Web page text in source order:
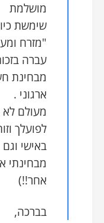
מושלמת
שימשת
"מזרח
עברה
מבחינת
ארגוני .
מעולם לא
לפועלך
באישי
מבחינתי
אחר!!)
בברכה,